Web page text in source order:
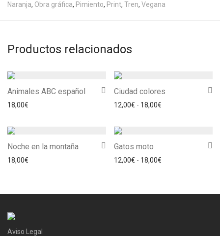
Naranja, Obra gráfica, Pimiento, Print, Tren, Vegana
Productos relacionados
Animales ABC español
18,00€
Ciudad colores
12,00€ - 18,00€
Noche en la montaña
18,00€
Gatos moto
12,00€ - 18,00€
Aviso Legal